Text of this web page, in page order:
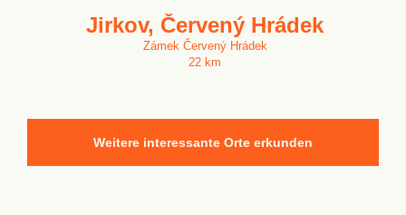
Jirkov, Červený Hrádek
Zámek Červený Hrádek
22 km
Weitere interessante Orte erkunden